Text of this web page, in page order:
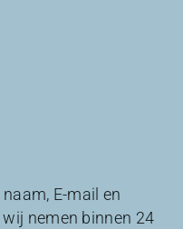
E-mail en
nemen binnen 24